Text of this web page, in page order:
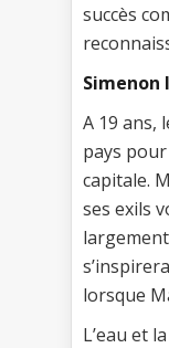
succès
Simenon
A 19 ans,
pays
capitale.
ses exils
lorsque
L’eau et